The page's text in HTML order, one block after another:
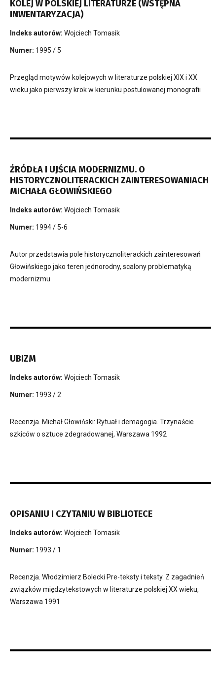
KOLEJ W POLSKIEJ LITERATURZE (WSTĘPNA
INWENTARYZACJA)
Indeks autorów: Wojciech Tomasik
Numer: 1995 / 5
Przegląd motywów kolejowych w literaturze polskiej XIX i XX
wieku jako pierwszy krok w kierunku postulowanej monografii
ŹRÓDŁA I UJŚCIA MODERNIZMU. O
HISTORYCZNOLITERACKICH ZAINTERESOWANIACH
MICHAŁA GŁOWIŃSKIEGO
Indeks autorów: Wojciech Tomasik
Numer: 1994 / 5-6
Autor przedstawia pole historycznoliterackich zainteresowań
Głowińskiego jako teren jednorodny, scalony problematyką
modernizmu
UBIZM
Indeks autorów: Wojciech Tomasik
Numer: 1993 / 2
Recenzja. Michał Głowiński: Rytuał i demagogia. Trzynaście
szkiców o sztuce zdegradowanej, Warszawa 1992
OPISANIU I CZYTANIU W BIBLIOTECE
Indeks autorów: Wojciech Tomasik
Numer: 1993 / 1
Recenzja. Włodzimierz Bolecki Pre-teksty i teksty. Z zagadnień
związków międzytekstowych w literaturze polskiej XX wieku,
Warszawa 1991